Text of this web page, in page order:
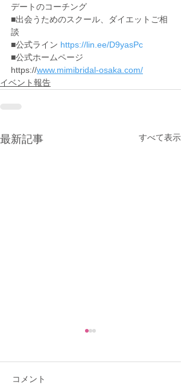
デートのコーチング
■出会うためのスクール、ダイエットご相
談
■公式ライン https://lin.ee/D9yasPc
■公式ホームページ
https://www.mimibridal-osaka.com/
イベント報告
最新記事 すべて表示
コメント